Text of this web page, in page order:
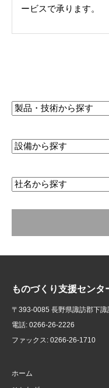
ービスで承ります。
ものづくり支援センタ
〒393-0085 長野県諏訪郡下
電話: 0266-26-2226
ファックス: 0266-26-1710
ホーム